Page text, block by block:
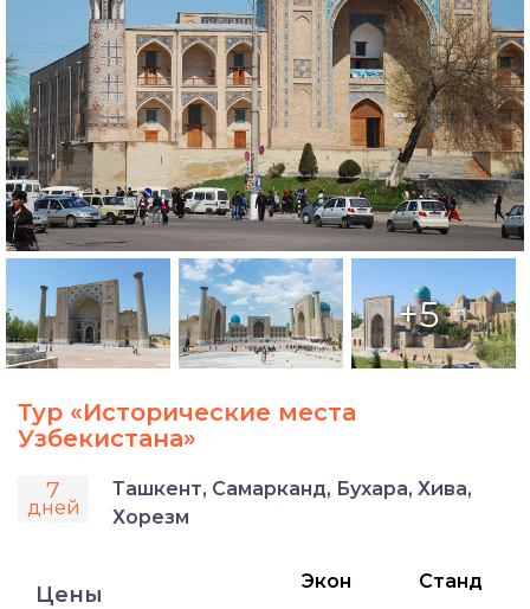
+5
Тур «Исторические места
Узбекистана»
7
дней
Ташкент, Самарканд, Бухара, Хива,
Хорезм
Цены
Экон Станд